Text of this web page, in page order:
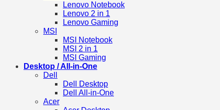
Lenovo Notebook
Lenovo 2 in 1
Lenovo Gaming
MSI
MSI Notebook
MSI 2 in 1
MSI Gaming
Desktop / All-in-One
Dell
Dell Desktop
Dell All-in-One
Acer